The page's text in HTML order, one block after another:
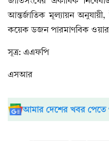
আন্তর্জাতিক মূল্যায়ন
কয়েক ডজন পারমাণবিক
সূত্র: এএফপি
এসআর
আমার দেশের খবর